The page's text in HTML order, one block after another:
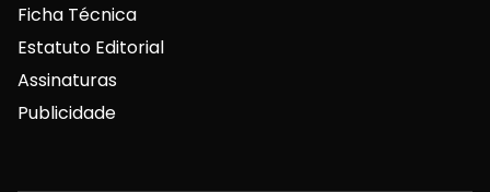
Ficha Técnica
Estatuto Editorial
Assinaturas
Publicidade